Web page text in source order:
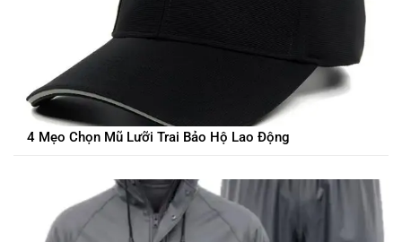
4 Mẹo Chọn Mũ Lưỡi Trai Bảo Hộ Lao Động